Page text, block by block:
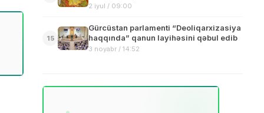
2 iyul / 09:00
15
Gürcüstan parlamenti “Deoliqarxizasiya
haqqında” qanun layihəsini qəbul edib
3 noyabr / 14:52